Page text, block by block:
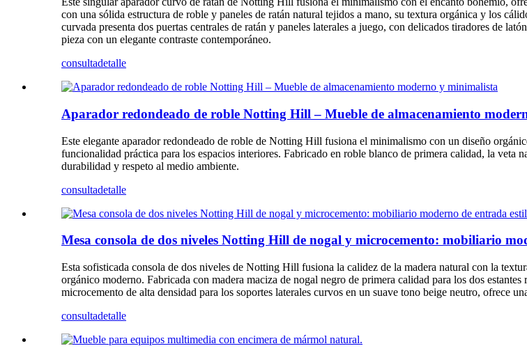
con una sólida estructura de roble y paneles de ratán natural tejidos a mano, su textura orgánica y los
curvada presenta dos puertas centrales de ratán y paneles laterales a juego, con delicados tiradores de
pieza con un elegante contraste contemporáneo.
consultadetalle
Aparador redondeado de roble Notting Hill – Mueble de almacenamiento
Este elegante aparador redondeado de roble de Notting Hill fusiona el minimalismo con un diseño
funcionalidad práctica para los espacios interiores. Fabricado en roble blanco de primera calidad, la veta
durabilidad y respeto al medio ambiente.
consultadetalle
Mesa consola de dos niveles Notting Hill de nogal y microcemento: mobiliario
Esta sofisticada consola de dos niveles de Notting Hill fusiona la calidez de la madera natural con la
orgánico moderno. Fabricada con madera maciza de nogal negro de primera calidad para los dos
microcemento de alta densidad para los soportes laterales curvos en un suave tono beige neutro, ofrece
consultadetalle